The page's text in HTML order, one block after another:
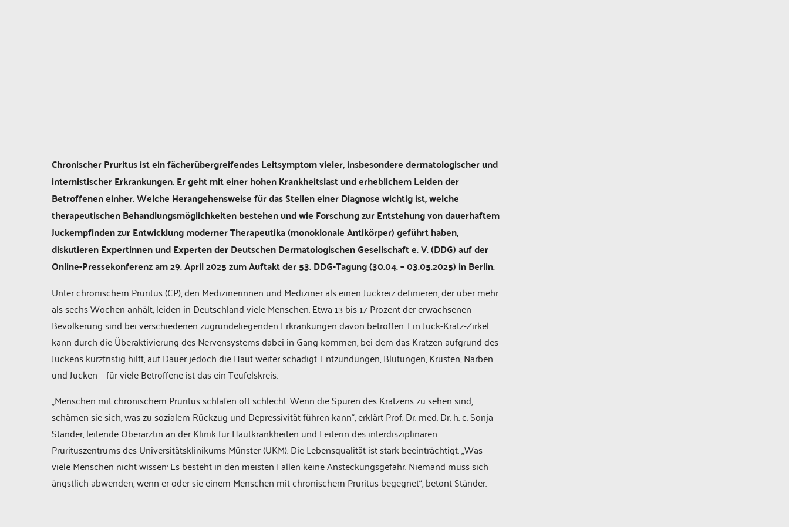
Chronischer Pruritus ist ein fächerübergreifendes Leitsymptom vieler, insbesondere dermatologischer und
internistischer Erkrankungen. Er geht mit einer hohen Krankheitslast und erheblichem Leiden der
Betroffenen einher. Welche Herangehensweise für das Stellen einer Diagnose wichtig ist, welche
therapeutischen Behandlungsmöglichkeiten bestehen und wie Forschung zur Entstehung von dauerhaftem
Juckempfinden zur Entwicklung moderner Therapeutika (monoklonale Antikörper) geführt haben,
diskutieren Expertinnen und Experten der Deutschen Dermatologischen Gesellschaft e. V. (DDG) auf der
Online-Pressekonferenz am 29. April 2025 zum Auftakt der 53. DDG-Tagung (30.04. – 03.05.2025) in Berlin.
Unter chronischem Pruritus (CP), den Medizinerinnen und Mediziner als einen Juckreiz definieren, der über mehr
als sechs Wochen anhält, leiden in Deutschland viele Menschen. Etwa 13 bis 17 Prozent der erwachsenen
Bevölkerung sind bei verschiedenen zugrundeliegenden Erkrankungen davon betroffen. Ein Juck-Kratz-Zirkel
kann durch die Überaktivierung des Nervensystems dabei in Gang kommen, bei dem das Kratzen aufgrund des
Juckens kurzfristig hilft, auf Dauer jedoch die Haut weiter schädigt. Entzündungen, Blutungen, Krusten, Narben
und Jucken – für viele Betroffene ist das ein Teufelskreis.
„Menschen mit chronischem Pruritus schlafen oft schlecht. Wenn die Spuren des Kratzens zu sehen sind,
schämen sie sich, was zu sozialem Rückzug und Depressivität führen kann“, erklärt Prof. Dr. med. Dr. h. c. Sonja
Ständer, leitende Oberärztin an der Klinik für Hautkrankheiten und Leiterin des interdisziplinären
Prurituszentrums des Universitätsklinikums Münster (UKM). Die Lebensqualität ist stark beeinträchtigt. „Was
viele Menschen nicht wissen: Es besteht in den meisten Fällen keine Ansteckungsgefahr. Niemand muss sich
ängstlich abwenden, wenn er oder sie einem Menschen mit chronischem Pruritus begegnet“, betont Ständer.